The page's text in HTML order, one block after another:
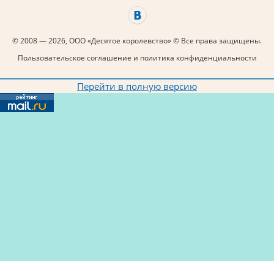
© 2008 — 2026, ООО «Десятое королевство» © Все права защищены.
Пользовательское соглашение и политика конфиденциальности
Перейти в полную версию